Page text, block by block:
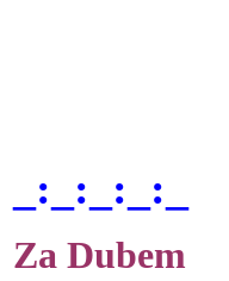
_:_:_:_:_
Za Dubem